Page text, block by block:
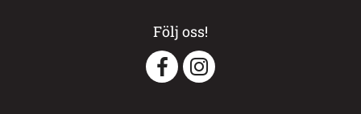
Följ oss!